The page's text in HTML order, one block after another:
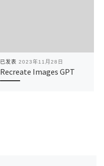
已发表 2023年11月28日
Recreate Images GPT